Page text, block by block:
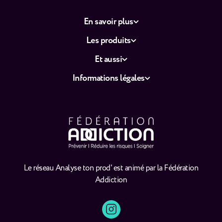
Le réseau Analyse ton prod' est animé par la Fédération
Addiction
En savoir plus
Les produits
Et aussi
Informations légales